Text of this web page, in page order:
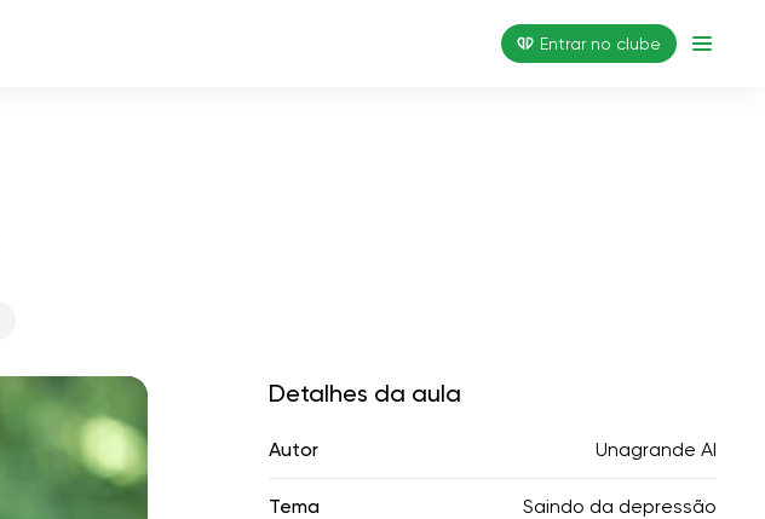
Entrar no clube
Detalhes da aula
Autor Unagrande AI
Tema Saindo da depressão